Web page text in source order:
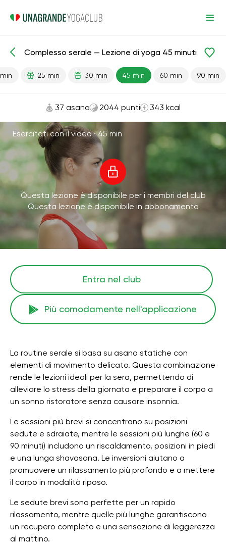
Lezioni pronte Relax
Complesso serale — Lezione di yoga 45 minuti
25 min 30 min 45 min 60 min 90 min
37 asana 2044 punti 343 kcal
Esercitati con il video ·45 min
Questa lezione è disponibile per i membri del club
Questa lezione è disponibile in abbonamento
Entra nel club
Più comodamente nell'applicazione
La routine serale si basa su asana statiche con
elementi di movimento delicato. Questa combinazione
rende le lezioni ideali per la sera, permettendo di
alleviare lo stress della giornata e preparare il corpo a
un sonno ristoratore senza causare insonnia.
Le sessioni più brevi si concentrano su posizioni
sedute e sdraiate, mentre le sessioni più lunghe (60 e
90 minuti) includono un riscaldamento, posizioni in piedi
e una lunga shavasana. Le inversioni aiutano a
promuovere un rilassamento più profondo e a mettere
il corpo in modalità riposo.
Le sedute brevi sono perfette per un rapido
rilassamento, mentre quelle più lunghe garantiscono
un recupero completo e una sensazione di leggerezza
al mattino.